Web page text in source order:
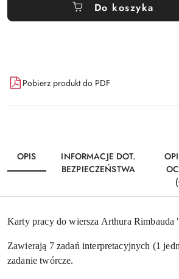
Do koszyka
Dostępność
i
dostawa
Pobierz produkt do PDF
OPIS
INFORMACJE DOT.
BEZPIECZEŃSTWA
Karty pracy do wiersza Arthura Rimbauda
Zawierają 7 zadań interpretacyjnych (1
zadanie twórcze.